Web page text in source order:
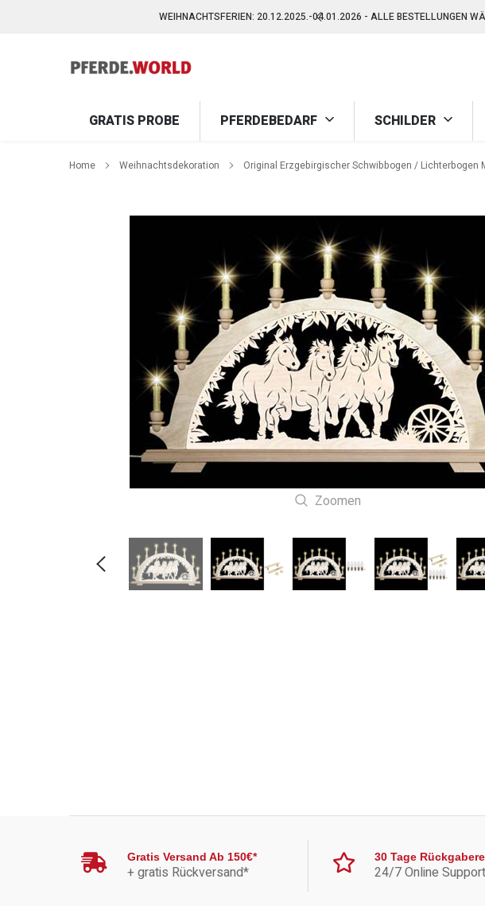
WEIHNACHTSFERIEN: 20.12.2025.-04.01.2026 - ALLE BESTELLUNGEN
GRATIS PROBE PFERDEBEDARF SCHILDER
Home Weihnachtsdekoration Original Erzgebirgischer Schwibbogen / Lichterbogen
Zoomen
Gratis Versand Ab 150€*
+ gratis Rückversand*
30 Tage
24/7 Online Support